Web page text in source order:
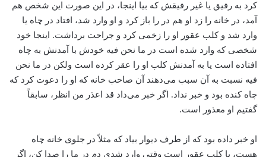
کرد به رفیق یا غیر رفیقش که بیا اینجا، در این صورت این شخص هم
آمد، در خانه را زد او هم در را باز کرد و او وارد شد، افتاد در چاه یا
وارد شد و کلب عقور او را زخمی کرد و جراحت برداشت. اینجا خود
شخصی که وارد شده است در ما نحن فیه خودش با آمدنش به چاه
افتاده است یا به آمدنش کلب او را عقر کرده است ولکن در ما نحن
فیه نسبت به آن سبب می‌دهند آن صاحب خانه که او را دعوت کرد که
چاه کنده بود و خبر نداد. اگر خبر می‌داد قد اعذر من انظر، سابقاً
گفتیم او معذور است.
او خبر داده بود که از طرف دیوار بیاد که مثلاً در جلوی خانه چاه
هست، یا کلب عقور است وقتی وارد شدی دم در ما را صدا کن، اگر